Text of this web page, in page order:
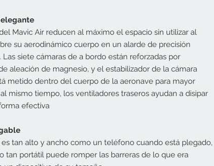
Mavic Air reducen al máximo el espacio sin utilizar al
su aerodinámico cuerpo en un alarde de precisión
siete cámaras de a bordo están reforzadas por
aleación de magnesio, y el estabilizador de la cámara
metido dentro del cuerpo de la aeronave para mayor
mismo tiempo, los ventiladores traseros ayudan a disipar
efectiva
es tan alto y ancho como un teléfono cuando está plegado,
tan portátil puede romper las barreras de lo que era